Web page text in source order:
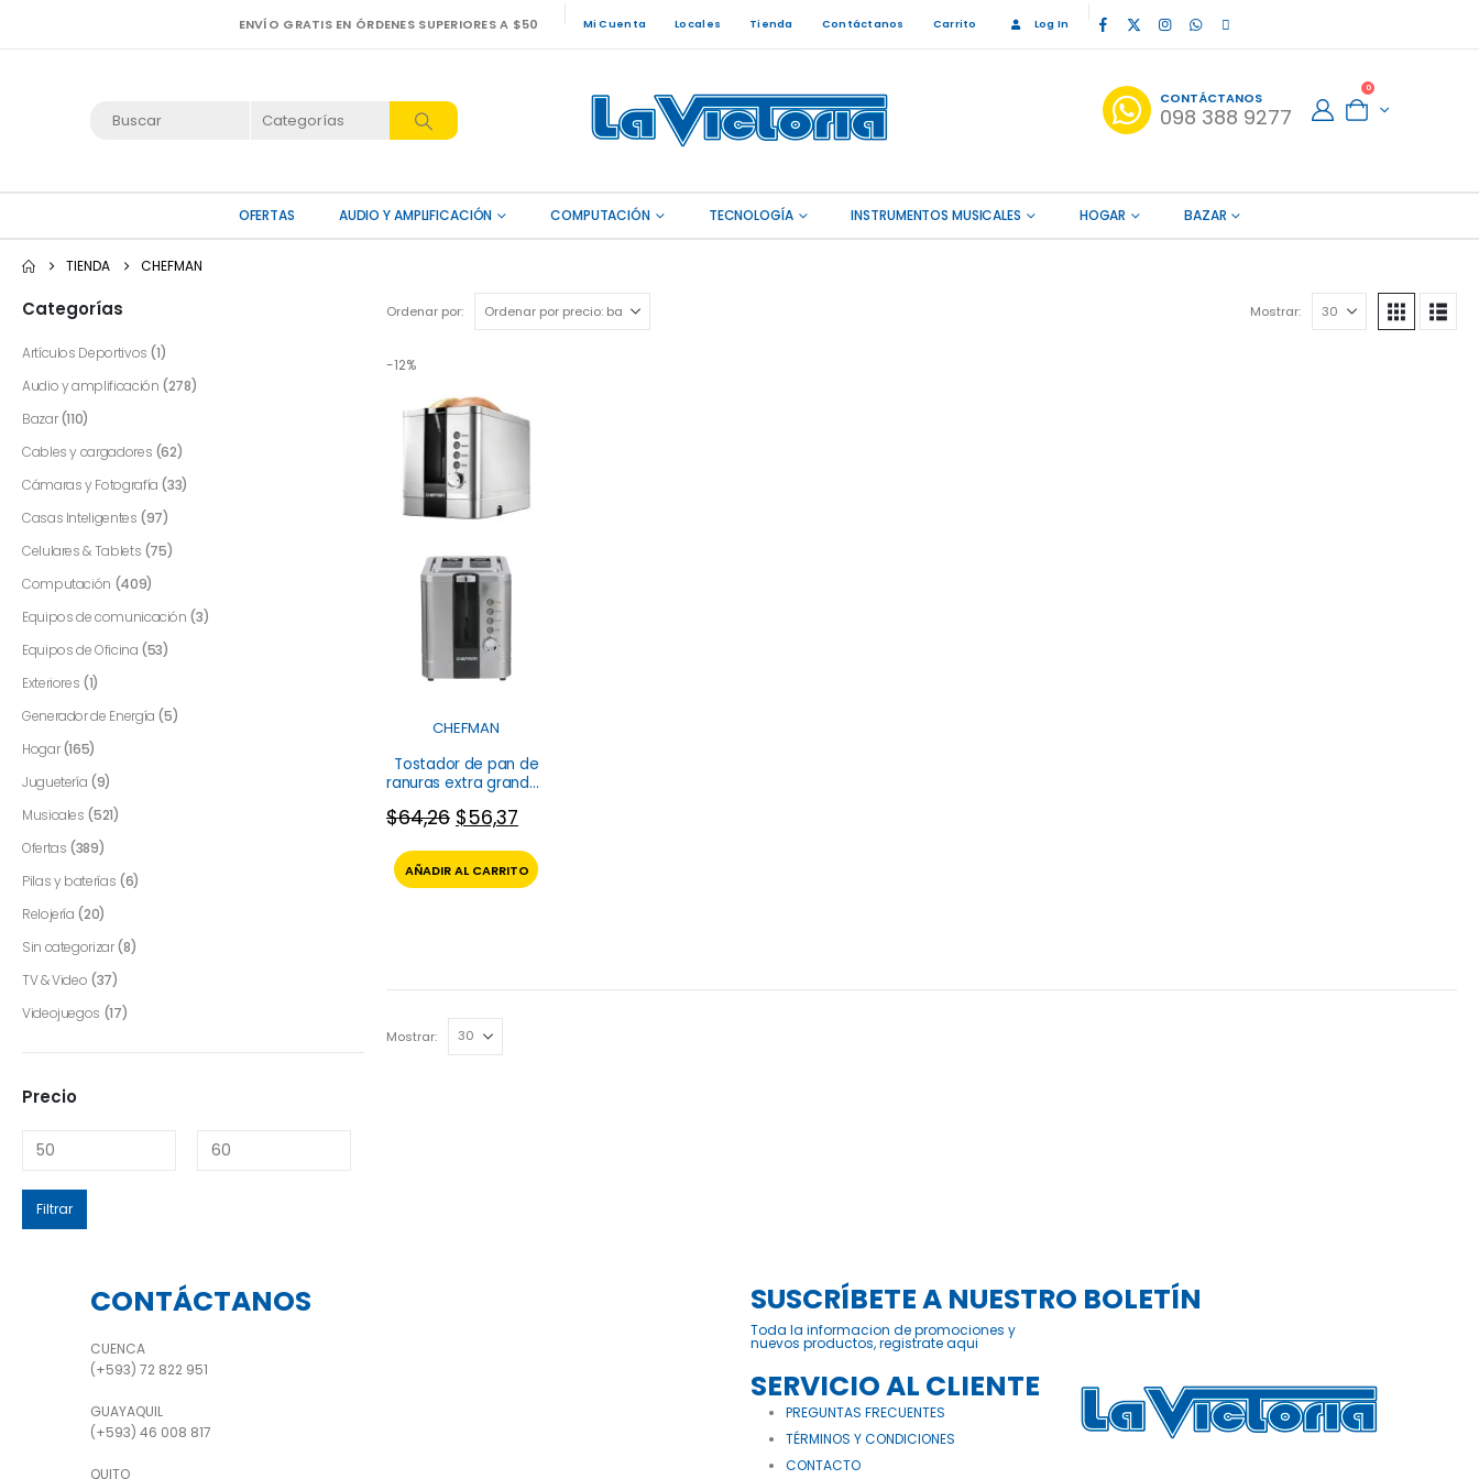
ENVÍO GRATIS EN ÓRDENES SUPERIORES A $50 Mi Cuenta Locales Tienda Contáctanos Carrito Log In
CONTÁCTANOS
098 388 9277
0
OFERTAS AUDIO Y AMPLIFICACIÓN COMPUTACIÓN TECNOLOGÍA INSTRUMENTOS MUSICALES HOGAR BAZAR
TIENDA CHEFMAN
Ordenar por: Mostrar:
-12%
CHEFMAN
Tostador de pan de
ranuras extra grandes
$64,26 $56,37
AÑADIR AL CARRITO
Mostrar:
Categorías
Artículos Deportivos (1)
Audio y amplificación (278)
Bazar (110)
Cables y cargadores (62)
Cámaras y Fotografía (33)
Casas Inteligentes (97)
Celulares & Tablets (75)
Computación (409)
Equipos de comunicación (3)
Equipos de Oficina (53)
Exteriores (1)
Generador de Energía (5)
Hogar (165)
Juguetería (9)
Musicales (521)
Ofertas (389)
Pilas y baterías (6)
Relojería (20)
Sin categorizar(8)
TV & Video (37)
Videojuegos (17)
Precio
Filtrar
CONTÁCTANOS
CUENCA
(+593) 72 822 951
GUAYAQUIL
(+593) 46 008 817
QUITO
SUSCRÍBETE A NUESTRO BOLETÍN
Toda la informacion de promociones y
nuevos productos, registrate aqui
SERVICIO AL CLIENTE
PREGUNTAS FRECUENTES
TÉRMINOS Y CONDICIONES
CONTACTO